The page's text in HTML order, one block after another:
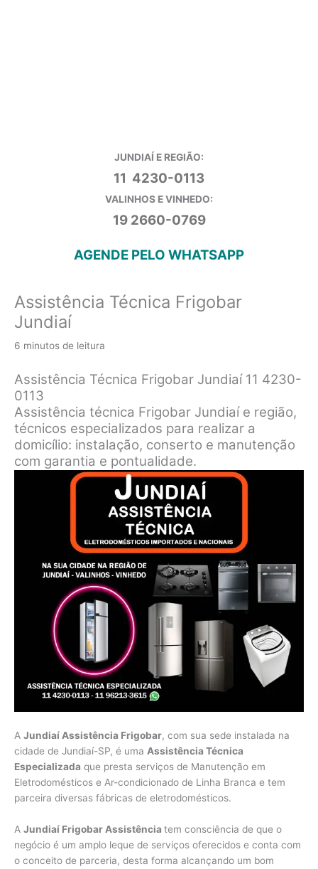
JUNDIAÍ E REGIÃO:
11 4230-0113
VALINHOS E VINHEDO:
19 2660-0769
AGENDE PELO WHATSAPP
Assistência Técnica Frigobar
Jundiaí
6 minutos de leitura
Assistência Técnica Frigobar Jundiaí 11 4230-
0113
Assistência técnica Frigobar Jundiaí e região,
técnicos especializados para realizar a
domicílio: instalação, conserto e manutenção
com garantia e pontualidade.
A Jundiaí Assistência Frigobar, com sua sede instalada na
cidade de Jundiaí-SP, é uma Assistência Técnica
Especializada que presta serviços de Manutenção em
Eletrodomésticos e Ar-condicionado de Linha Branca e tem
parceira diversas fábricas de eletrodomésticos.
A Jundiaí Frigobar Assistência tem consciência de que o
negócio é um amplo leque de serviços oferecidos e conta com
o conceito de parceria, desta forma alcançando um bom